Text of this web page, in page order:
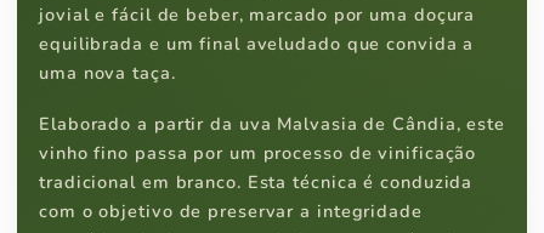
jovial e fácil de beber, marcado por uma doçura
equilibrada e um final aveludado que convida a
uma nova taça.
Elaborado a partir da uva Malvasia de Cândia, este
vinho fino passa por um processo de vinificação
tradicional em branco. Esta técnica é conduzida
com o objetivo de preservar a integridade